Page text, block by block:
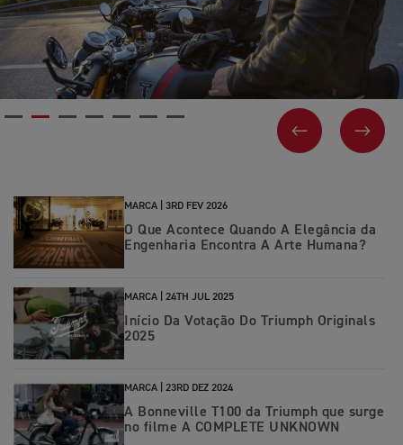
PREVIOUSNEXT
MARCA | 3RD FEV 2026
O Que Acontece Quando A Elegância da
Engenharia Encontra A Arte Humana?
MARCA | 24TH JUL 2025
Início Da Votação Do Triumph Originals
2025
MARCA | 23RD DEZ 2024
A Bonneville T100 da Triumph que surge
no filme A COMPLETE UNKNOWN